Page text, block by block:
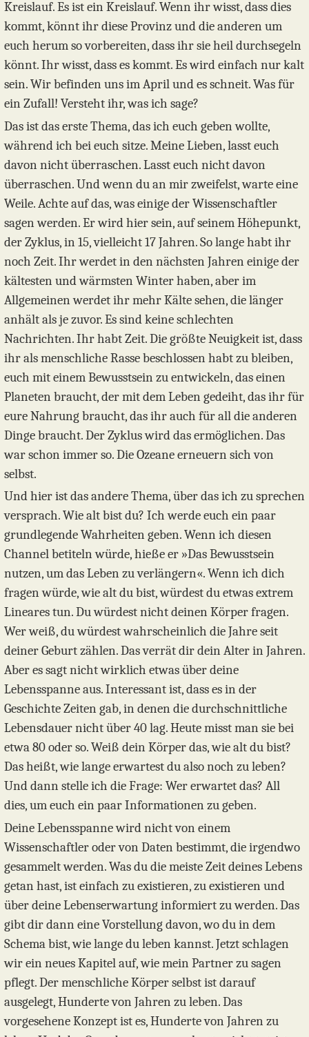
Kreislauf. Es ist ein Kreislauf. Wenn ihr wisst, dass dies
kommt, könnt ihr diese Provinz und die anderen um
euch herum so vorbereiten, dass ihr sie heil durchsegeln
könnt. Ihr wisst, dass es kommt. Es wird einfach nur kalt
sein. Wir befinden uns im April und es schneit. Was für
ein Zufall! Versteht ihr, was ich sage?
Das ist das erste Thema, das ich euch geben wollte,
während ich bei euch sitze. Meine Lieben, lasst euch
davon nicht überraschen. Lasst euch nicht davon
überraschen. Und wenn du an mir zweifelst, warte eine
Weile. Achte auf das, was einige der Wissenschaftler
sagen werden. Er wird hier sein, auf seinem Höhepunkt,
der Zyklus, in 15, vielleicht 17 Jahren. So lange habt ihr
noch Zeit. Ihr werdet in den nächsten Jahren einige der
kältesten und wärmsten Winter haben, aber im
Allgemeinen werdet ihr mehr Kälte sehen, die länger
anhält als je zuvor. Es sind keine schlechten
Nachrichten. Ihr habt Zeit. Die größte Neuigkeit ist, dass
ihr als menschliche Rasse beschlossen habt zu bleiben,
euch mit einem Bewusstsein zu entwickeln, das einen
Planeten braucht, der mit dem Leben gedeiht, das ihr für
eure Nahrung braucht, das ihr auch für all die anderen
Dinge braucht. Der Zyklus wird das ermöglichen. Das
war schon immer so. Die Ozeane erneuern sich von
selbst.
Und hier ist das andere Thema, über das ich zu sprechen
versprach. Wie alt bist du? Ich werde euch ein paar
grundlegende Wahrheiten geben. Wenn ich diesen
Channel betiteln würde, hieße er »Das Bewusstsein
nutzen, um das Leben zu verlängern«. Wenn ich dich
fragen würde, wie alt du bist, würdest du etwas extrem
Lineares tun. Du würdest nicht deinen Körper fragen.
Wer weiß, du würdest wahrscheinlich die Jahre seit
deiner Geburt zählen. Das verrät dir dein Alter in Jahren.
Aber es sagt nicht wirklich etwas über deine
Lebensspanne aus. Interessant ist, dass es in der
Geschichte Zeiten gab, in denen die durchschnittliche
Lebensdauer nicht über 40 lag. Heute misst man sie bei
etwa 80 oder so. Weiß dein Körper das, wie alt du bist?
Das heißt, wie lange erwartest du also noch zu leben?
Und dann stelle ich die Frage: Wer erwartet das? All
dies, um euch ein paar Informationen zu geben.
Deine Lebensspanne wird nicht von einem
Wissenschaftler oder von Daten bestimmt, die irgendwo
gesammelt werden. Was du die meiste Zeit deines Lebens
getan hast, ist einfach zu existieren, zu existieren und
über deine Lebenserwartung informiert zu werden. Das
gibt dir dann eine Vorstellung davon, wo du in dem
Schema bist, wie lange du leben kannst. Jetzt schlagen
wir ein neues Kapitel auf, wie mein Partner zu sagen
pflegt. Der menschliche Körper selbst ist darauf
ausgelegt, Hunderte von Jahren zu leben. Das
vorgesehene Konzept ist es, Hunderte von Jahren zu